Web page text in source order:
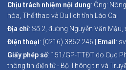
Chịu trách nhiệm nội dung: Ông:
hóa, Thể thao và Du lịch tỉnh Lào Cai
Địa chỉ: Số 2, đường Nguyễn Văn Mậu,
Điện thoại: (0216) 3862.246 | Email :
Giấy phép số: 151/GP-TTĐT do Cục
thông tin điện tử - Bộ Thông tin và